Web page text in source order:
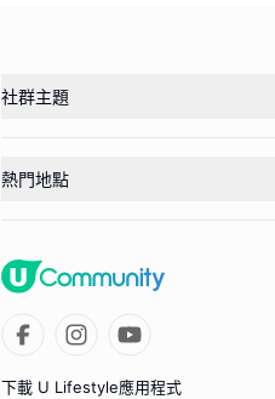
社群主題
熱門地點
下載 U Lifestyle應用程式